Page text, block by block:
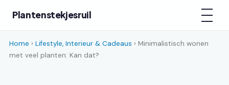
Plantenstekjesruil
Home › Lifestyle, Interieur & Cadeaus › Minimalistisch wonen
met veel planten: Kan dat?